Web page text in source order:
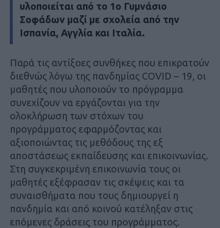
υλοποιείται από το 1ο Γυμνάσιο
Σοφάδων μαζί με σχολεία από την
Ισπανία, Αγγλία και Ιταλία.
Παρά τις αντίξοες συνθήκες που επικρατούν
διεθνώς λόγω της πανδημίας COVID – 19, οι
μαθητές που υλοποιούν το πρόγραμμα
συνεχίζουν να εργάζονται για την
ολοκλήρωση των στόχων του
προγράμματος εφαρμόζοντας και
αξιοποιώντας τις μεθόδους της εξ
αποστάσεως εκπαίδευσης και επικοινωνίας.
Στη συγκεκριμένη επικοινωνία τους οι
μαθητές εξέφρασαν τις σκέψεις και τα
συναισθήματα που τους δημιουργεί η
πανδημία και από κοινού κατέληξαν στις
επόμενες δράσεις του προγράμματος.